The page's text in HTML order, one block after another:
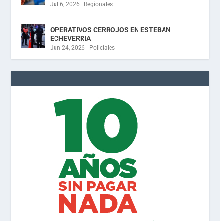
Jul 6, 2026 Regionales
OPERATIVOS CERROJOS EN ESTEBAN
ECHEVERRIA
Jun 24, 2026 Policiales